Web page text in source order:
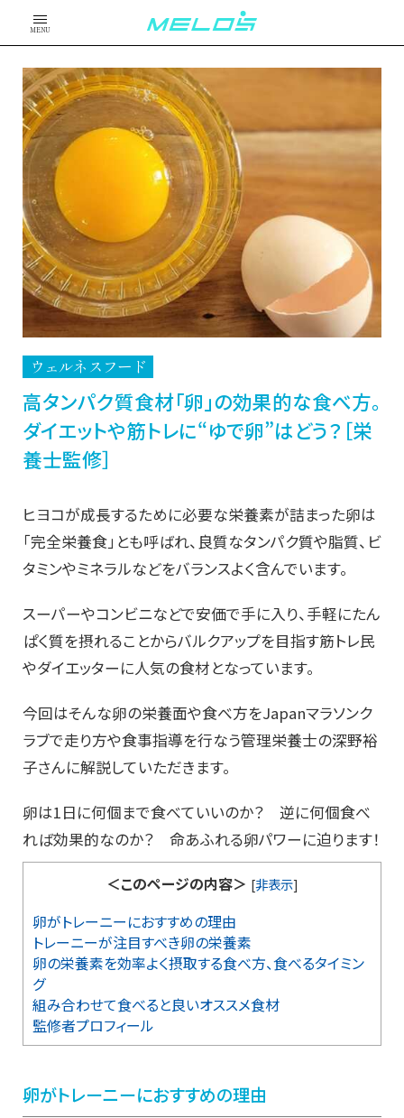
MENU
ウェルネスフード
高タンパク質食材「卵」の効果的な食べ方。
ダイエットや筋トレに“ゆで卵”はどう？［栄
養士監修］
ヒヨコが成長するために必要な栄養素が詰まった卵は
「完全栄養食」とも呼ばれ、良質なタンパク質や脂質、ビ
タミンやミネラルなどをバランスよく含んでいます。
スーパーやコンビニなどで安価で手に入り、手軽にたん
ぱく質を摂れることからバルクアップを目指す筋トレ民
やダイエッターに人気の食材となっています。
今回はそんな卵の栄養面や食べ方をJapanマラソンク
ラブで走り方や食事指導を行なう管理栄養士の深野裕
子さんに解説していただきます。
卵は1日に何個まで食べていいのか？ 逆に何個食べ
れば効果的なのか？ 命あふれる卵パワーに迫ります！
＜このページの内容＞ [非表示]
卵がトレーニーにおすすめの理由
トレーニーが注目すべき卵の栄養素
卵の栄養素を効率よく摂取する食べ方、食べるタイミン
グ
組み合わせて食べると良いオススメ食材
監修者プロフィール
卵がトレーニーにおすすめの理由